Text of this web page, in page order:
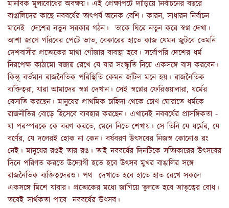
মানবিক মূল্যবোধের অবক্ষয়। এই প্রেক্ষাপটে দাঁড়িয়ে নির্বাচনের বছরে
বাঙালিদের কাছে নববর্ষের তাৎপর্য অনেক বেশি। কারন, সাধারন নির্বাচন
মানেই দেশের নতুন সরকার গঠন। তাকে ঘিরে নতুন করে স্বপ্ন দেখা।
আশা জাগে গরিবের পেটে ভাত, বেকারের হাতে কাজ যেমন জুটবে তেমনি
দেশবাসীর প্রত্যেকের মাথা গোঁজার ব্যবস্থা হবে। সর্বোপরি দেশের ধর্ম
নিরপেক্ষ কাঠামো বজায় রেখে যে যার সংস্কৃতি নিয়ে একসঙ্গে বাস করবেন।
কিন্তূ বর্তমান রাজনৈতিক পরিস্থিতি কেমন জটিল মনে হয়। রাজনৈতিক
ব্যক্তিত্বরা, যারা আমাদের স্বপ্ন দেখান। সেই স্বপ্নের ফেরিওয়ালারা, ধর্মের
বেসাতি করছেন। মানুষের প্রাথমিক চাহিদা থেকে চোখ ঘোরাতে ধর্মকে
রাজনীতির বোড়ে হিসেবে ব্যবহার করছেন। এখানেই নববর্ষের প্রাসঙ্গিকতা -
যা পরস্পরকে কে বরণ করতে, মেনে নিতে শেখায়। সে তিনি যে ধর্মের, যে
বর্ণের, যে দলেরই হোক না কেন। বর্ষবরণ উৎসবের নিজস্ব কোনোও রং
নেই। মানুষের রঙই তার রঙ। তাই নববর্ষের দিনটিকে সত্যিকারের উৎসবের
দিনে পরিণত করতে উদ্যোগী হতে হবে উৎসব মুখর বাঙালির সঙ্গে
রাজনৈতিক ব্যক্তিত্বদেরও। পথ দেখাতে হবে হাতে হাত রেখে সকলে
একসঙ্গে মিশে যাবার। প্রত্যেকের মধ্যে জাগিয়ে তুলতে হবে ভ্রাতৃত্বের বোধ।
তবেই সার্থকতা পাবে নববর্ষের উৎসব।